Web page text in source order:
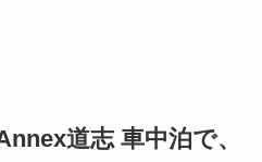
道志 車中泊で、